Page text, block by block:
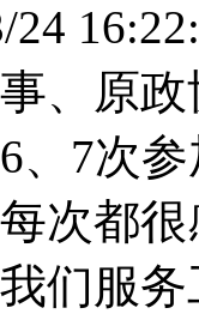
、原
、7次
次都
们服